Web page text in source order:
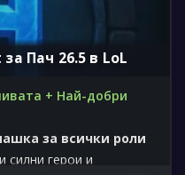
Пач 26.5 в LoL
+ Най-добри
за всички роли
силни герои и